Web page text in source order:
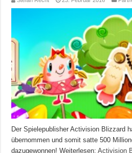
Der Spielepublisher Activision Blizzard
übernommen und somit satte 500
dazugewonnen!Weiterlesen:Activision